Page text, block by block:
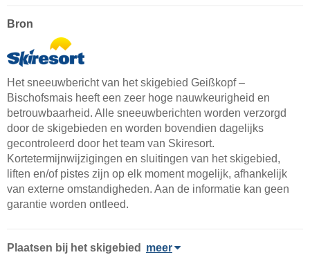
Bron
Het sneeuwbericht van het skigebied Geißkopf –
Bischofsmais heeft een zeer hoge nauwkeurigheid en
betrouwbaarheid. Alle sneeuwberichten worden verzorgd
door de skigebieden en worden bovendien dagelijks
gecontroleerd door het team van Skiresort.
Kortetermijnwijzigingen en sluitingen van het skigebied,
liften en/of pistes zijn op elk moment mogelijk, afhankelijk
van externe omstandigheden. Aan de informatie kan geen
garantie worden ontleed.
Plaatsen bij het skigebied meer